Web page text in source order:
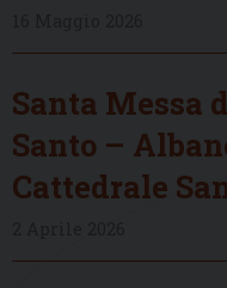
Santa Messa
Santo –
Cattedrale